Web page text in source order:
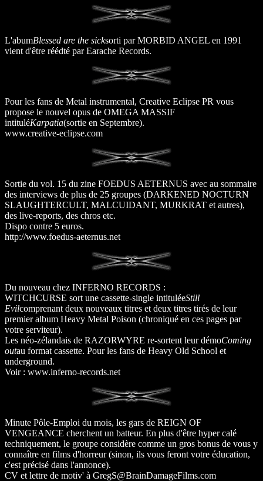
L'abumBlessed are the sicksorti par MORBID ANGEL en 1991
vient d'être réédté par Earache Records.
Pour les fans de Metal instrumental, Creative Eclipse PR vous
propose le nouvel opus de OMEGA MASSIF
intituléKarpatia(sortie en Septembre).
www.creative-eclipse.com
Sortie du vol. 15 du zine FOEDUS AETERNUS avec au sommaire
des interviews de plus de 25 groupes (DARKENED NOCTURN
SLAUGHTERCULT, MALCUIDANT, MURKRAT et autres),
des live-reports, des chros etc.
Dispo contre 5 euros.
http://www.foedus-aeternus.net
Du nouveau chez INFERNO RECORDS :
WITCHCURSE sort une cassette-single intituléeStill
Evilcomprenant deux nouveaux titres et deux titres tirés de leur
premier album Heavy Metal Poison (chroniqué en ces pages par
votre serviteur).
Les néo-zélandais de RAZORWYRE re-sortent leur démoComing
outau format cassette. Pour les fans de Heavy Old School et
underground.
Voir : www.inferno-records.net
Minute Pôle-Emploi du mois, les gars de REIGN OF
VENGEANCE cherchent un batteur. En plus d'être hyper calé
techniquement, le groupe considère comme un gros bonus de vous y
connaître en films d'horreur (sinon, ils vous feront votre éducation,
c'est précisé dans l'annonce).
CV et lettre de motiv' à GregS@BrainDamageFilms.com